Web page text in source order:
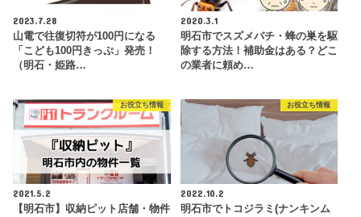
2023.7.28
山電で往復切符が100円になる
「こども100円きっぷ」発売！
（明石・姫路…
2020.3.1
明石市でスズメバチ・蜂の巣を駆
除する方法！補助金はある？どこ
の業者に頼め…
お役立ち情報
2021.5.2
【明石市】収納ピット店舗・物件
お役立ち情報
2022.10.2
明石市でトコジラミ(ナンキンム